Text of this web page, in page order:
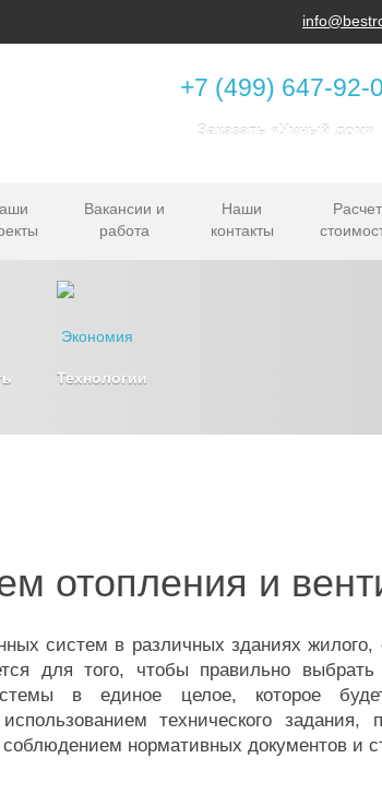
+7 (499) 647-92-
Заказать «Умный дом»
Вакансии и
работа
Наши
контакты
Расчет
Технологии
отопления и
систем в различных зданиях жилого,
для того, чтобы правильно
в единое целое, которое
технического задания,
нормативных документов и